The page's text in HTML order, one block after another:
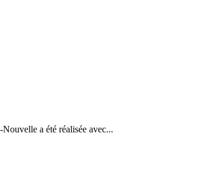
a été réalisée avec...